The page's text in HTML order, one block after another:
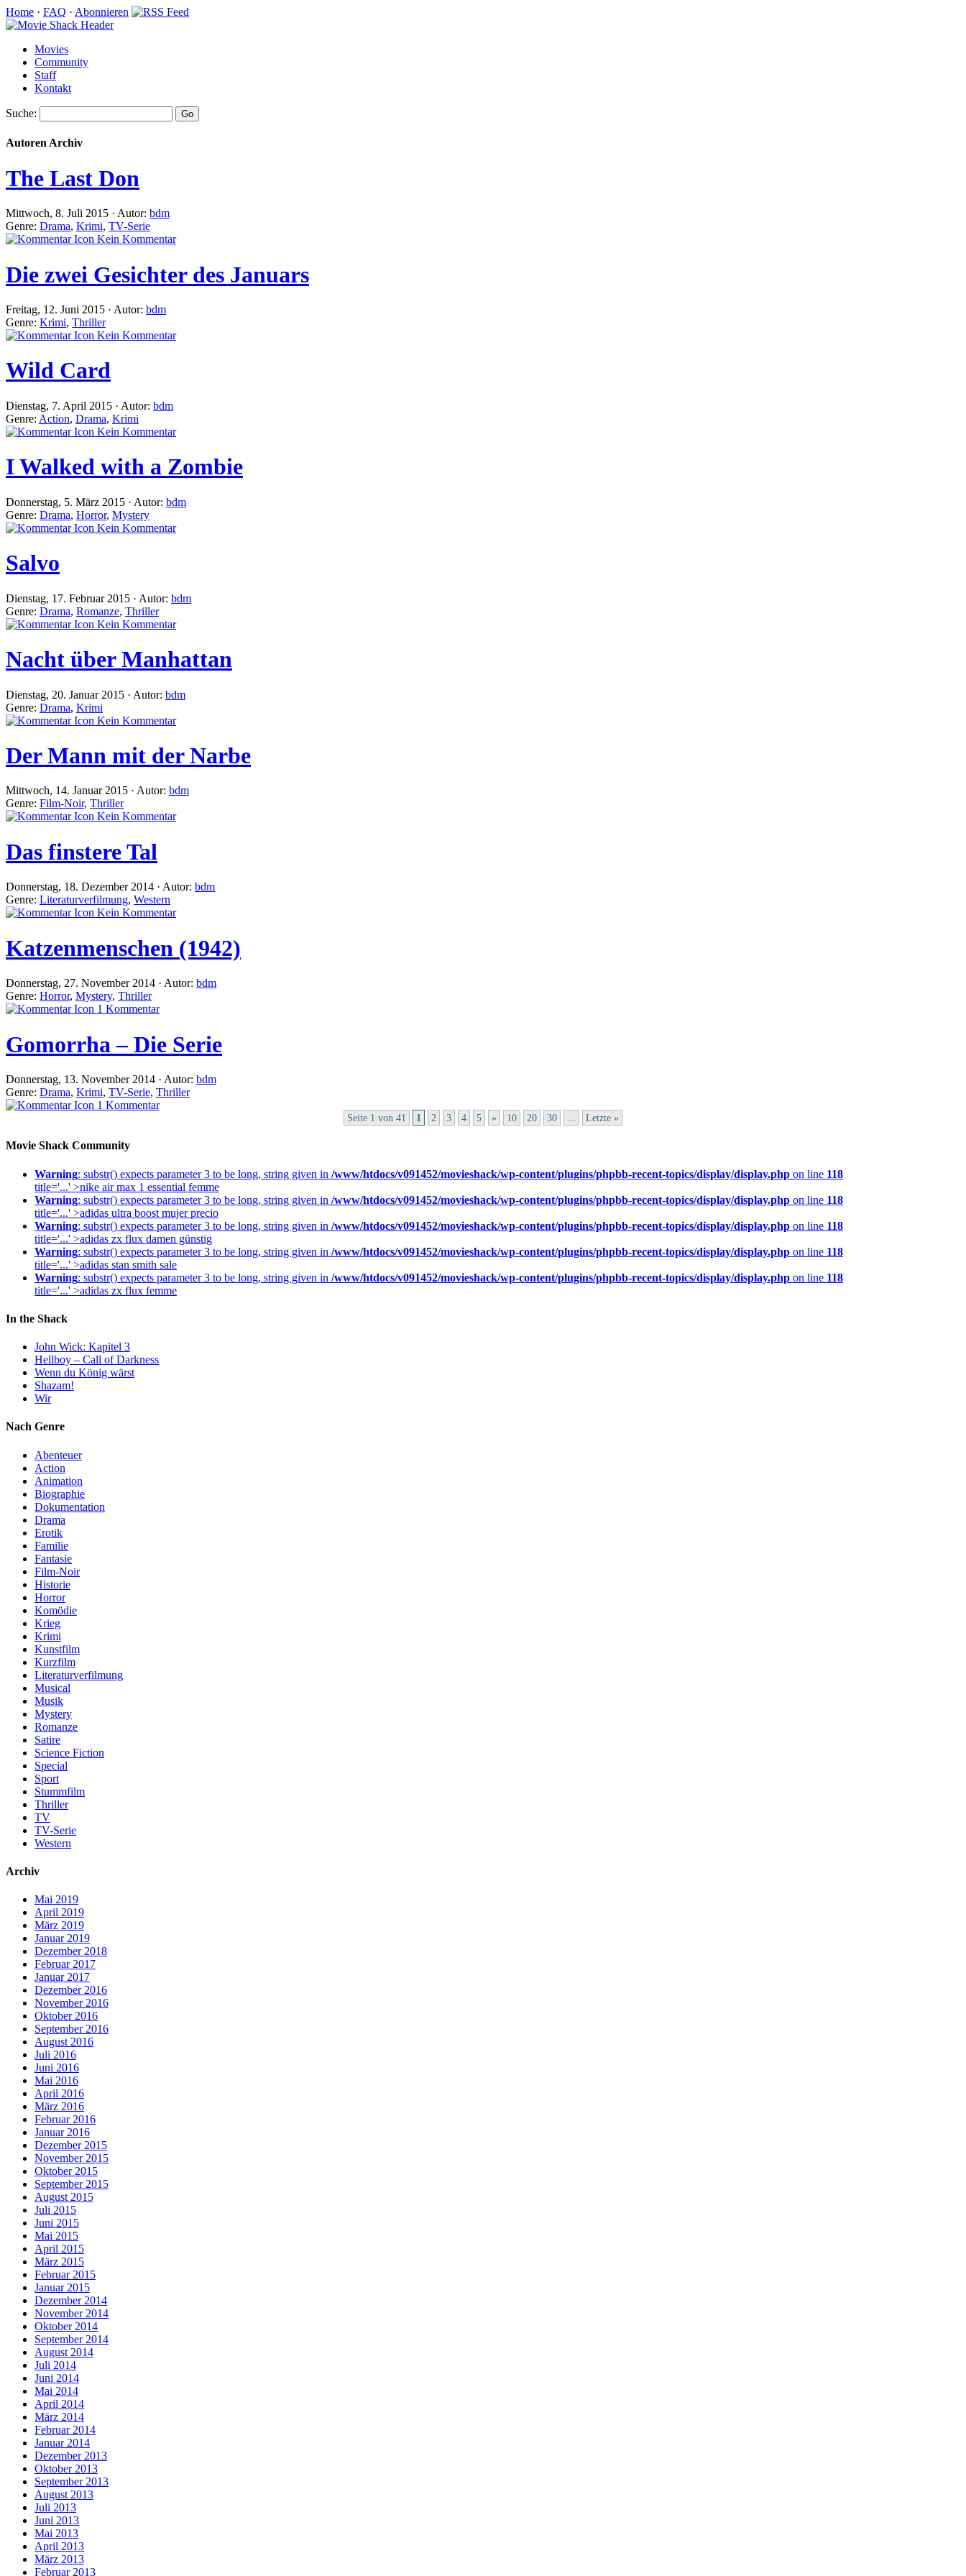
Home · FAQ · Abonnieren
Movies
Community
Staff
Kontakt
Suche:
Autoren Archiv
The Last Don
Mittwoch, 8. Juli 2015 · Autor: bdm
Genre: Drama, Krimi, TV-Serie
Kein Kommentar
Die zwei Gesichter des Januars
Freitag, 12. Juni 2015 · Autor: bdm
Genre: Krimi, Thriller
Kein Kommentar
Wild Card
Dienstag, 7. April 2015 · Autor: bdm
Genre: Action, Drama, Krimi
Kein Kommentar
I Walked with a Zombie
Donnerstag, 5. März 2015 · Autor: bdm
Genre: Drama, Horror, Mystery
Kein Kommentar
Salvo
Dienstag, 17. Februar 2015 · Autor: bdm
Genre: Drama, Romanze, Thriller
Kein Kommentar
Nacht über Manhattan
Dienstag, 20. Januar 2015 · Autor: bdm
Genre: Drama, Krimi
Kein Kommentar
Der Mann mit der Narbe
Mittwoch, 14. Januar 2015 · Autor: bdm
Genre: Film-Noir, Thriller
Kein Kommentar
Das finstere Tal
Donnerstag, 18. Dezember 2014 · Autor: bdm
Genre: Literaturverfilmung, Western
Kein Kommentar
Katzenmenschen (1942)
Donnerstag, 27. November 2014 · Autor: bdm
Genre: Horror, Mystery, Thriller
1 Kommentar
Gomorrha – Die Serie
Donnerstag, 13. November 2014 · Autor: bdm
Genre: Drama, Krimi, TV-Serie, Thriller
1 Kommentar
Seite 1 von 41 1 2 3 4 5 » 10 20 30 Letzte »
Movie Shack Community
Warning: substr() expects parameter 3 to be long, string given in /www/htdocs/v091452/movieshack/wp-content/plugins/phpbb-recent-topics/display/display.php on line 118
title='...' >nike air max 1 essential femme
Warning: substr() expects parameter 3 to be long, string given in /www/htdocs/v091452/movieshack/wp-content/plugins/phpbb-recent-topics/display/display.php on line 118
title='...' >adidas ultra boost mujer precio
Warning: substr() expects parameter 3 to be long, string given in /www/htdocs/v091452/movieshack/wp-content/plugins/phpbb-recent-topics/display/display.php on line 118
title='...' >adidas zx flux damen günstig
Warning: substr() expects parameter 3 to be long, string given in /www/htdocs/v091452/movieshack/wp-content/plugins/phpbb-recent-topics/display/display.php on line 118
title='...' >adidas stan smith sale
Warning: substr() expects parameter 3 to be long, string given in /www/htdocs/v091452/movieshack/wp-content/plugins/phpbb-recent-topics/display/display.php on line 118
title='...' >adidas zx flux femme
In the Shack
John Wick: Kapitel 3
Hellboy – Call of Darkness
Wenn du König wärst
Shazam!
Wir
Nach Genre
Abenteuer
Action
Animation
Biographie
Dokumentation
Drama
Erotik
Familie
Fantasie
Film-Noir
Historie
Horror
Komödie
Krieg
Krimi
Kunstfilm
Kurzfilm
Literaturverfilmung
Musical
Musik
Mystery
Romanze
Satire
Science Fiction
Special
Sport
Stummfilm
Thriller
TV
TV-Serie
Western
Archiv
Mai 2019
April 2019
März 2019
Januar 2019
Dezember 2018
Februar 2017
Januar 2017
Dezember 2016
November 2016
Oktober 2016
September 2016
August 2016
Juli 2016
Juni 2016
Mai 2016
April 2016
März 2016
Februar 2016
Januar 2016
Dezember 2015
November 2015
Oktober 2015
September 2015
August 2015
Juli 2015
Juni 2015
Mai 2015
April 2015
März 2015
Februar 2015
Januar 2015
Dezember 2014
November 2014
Oktober 2014
September 2014
August 2014
Juli 2014
Juni 2014
Mai 2014
April 2014
März 2014
Februar 2014
Januar 2014
Dezember 2013
Oktober 2013
September 2013
August 2013
Juli 2013
Juni 2013
Mai 2013
April 2013
März 2013
Februar 2013